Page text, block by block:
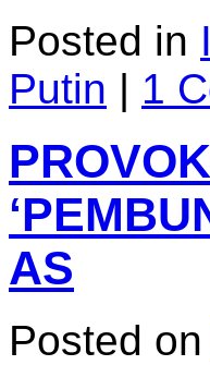
Posted in
Putin | 1
AS
Posted on